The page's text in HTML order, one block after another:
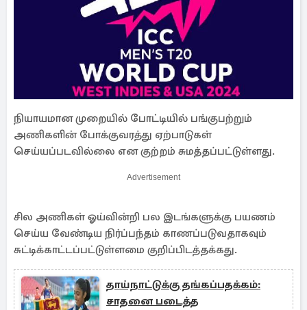
நியாயமான முறையில் போட்டியில் பங்குபற்றும்
அணிகளின் போக்குவரத்து ஏற்பாடுகள்
செய்யப்படவில்லை என குற்றம் சுமத்தப்பட்டுள்ளது.
Advertisement
சில அணிகள் ஓய்வின்றி பல இடங்களுக்கு பயணம்
செய்ய வேண்டிய நிர்ப்பந்தம் காணப்படுவதாகவும்
சுட்டிக்காட்டப்பட்டுள்ளமை குறிப்பிடத்தக்கது.
தாய்நாட்டுக்கு தங்கப்பதக்கம்:
சாதனை படைத்த